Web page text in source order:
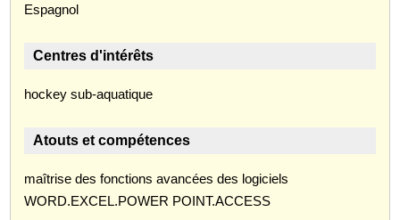
Espagnol
Centres d'intérêts
hockey sub-aquatique
Atouts et compétences
maîtrise des fonctions avancées des logiciels
WORD.EXCEL.POWER POINT.ACCESS